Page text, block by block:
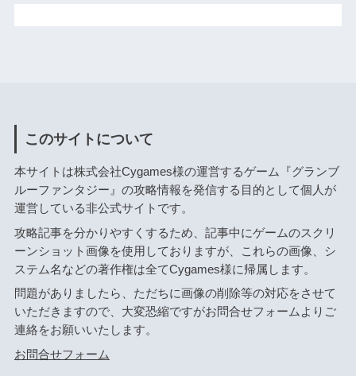
このサイトについて
本サイトは株式会社Cygames様の運営するゲーム『グランブ
ルーファンタジー』の攻略情報を発信する目的として個人が
運営している非公式サイトです。
攻略記事を分かりやすくするため、記事中にゲームのスクリ
ーンショット画像を使用しておりますが、これらの画像、シ
ステム名などの著作権は全てCygames様に帰属します。
問題がありましたら、ただちに画像の削除等の対応をさせて
いただきますので、大変恐縮ですがお問合せフォームよりご
連絡をお願いいたします。
お問合せフォーム